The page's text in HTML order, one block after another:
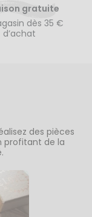
gratuite
dès 35 €
d’achat
des pièces
profitant de la